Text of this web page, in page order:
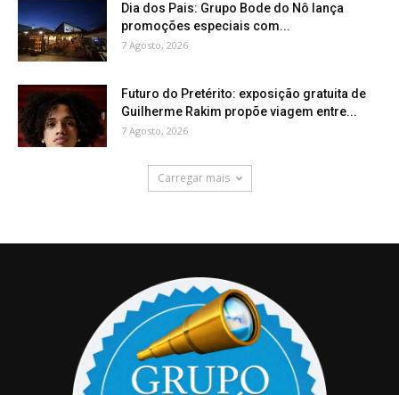
Dia dos Pais: Grupo Bode do Nô lança
promoções especiais com...
7 Agosto, 2026
Futuro do Pretérito: exposição gratuita de
Guilherme Rakim propõe viagem entre...
7 Agosto, 2026
Carregar mais